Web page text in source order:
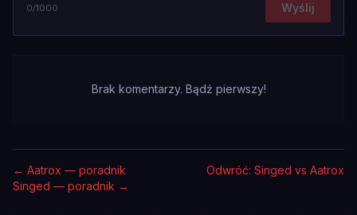
0/1000 Wyślij
Brak komentarzy. Bądź pierwszy!
← Aatrox — poradnik
Odwróć: Singed vs Aatrox
Singed — poradnik →